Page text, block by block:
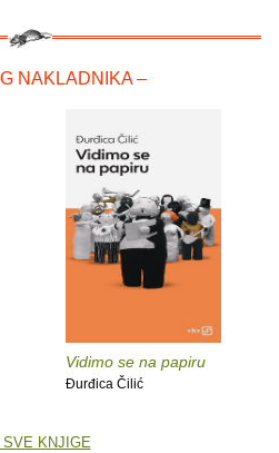
NAKLADNIKA –
Vidimo se na papiru
Đurđica Čilić
KNJIGE